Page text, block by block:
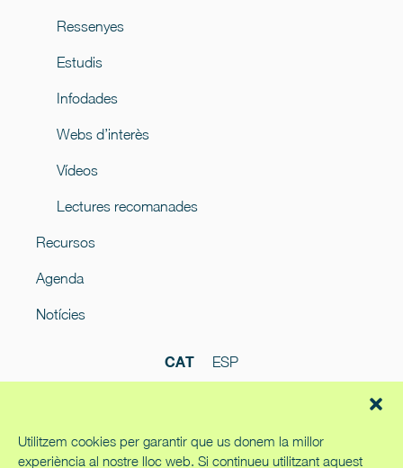
Utilitzem cookies per garantir que us donem la millor
experiència al nostre lloc web. Si continueu utilitzant aquest
Ressenyes
Estudis
Infodades
Webs d’interès
Vídeos
Lectures recomanades
Recursos
Agenda
Notícies
CAT ESP